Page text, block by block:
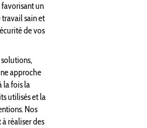
un
sain et
de vos
approche
la fois la
utilisés et la
Nos
réaliser des